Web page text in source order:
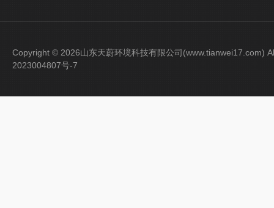
Copyright © 2026山东天蔚环境科技有限公司(www.tianwei17.com)
2023004807号-7